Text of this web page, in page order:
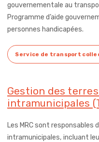
gouvernementale au
Programme d’aide
personnes handicapées.
Service de transport
Gestion des
intramunicipales
Les MRC sont responsables
intramunicipales, incluant